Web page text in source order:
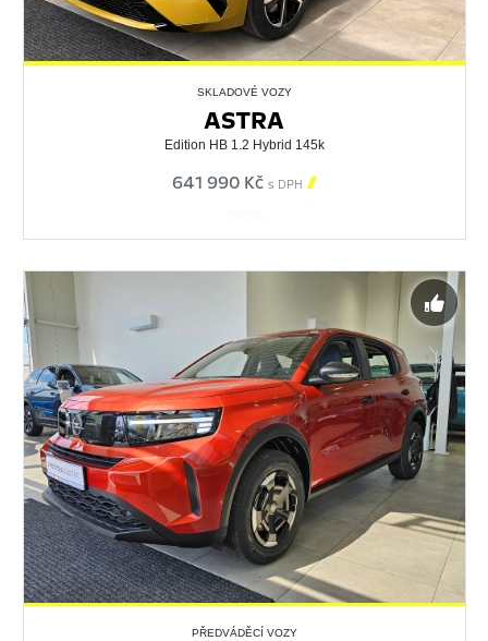
SKLADOVÉ VOZY
ASTRA
Edition HB 1.2 Hybrid 145k
641 990 Kč s DPH 
PŘEDVÁDĚCÍ VOZY